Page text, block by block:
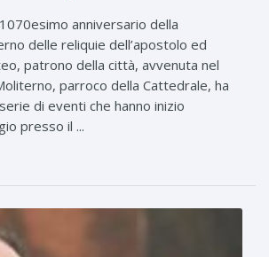
anniversario della
delle reliquie dell’apostolo ed
patrono della città, avvenuta nel
parroco della Cattedrale, ha
di eventi che hanno inizio
presso il ...